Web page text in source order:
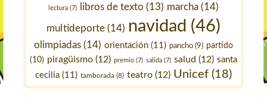
lectura (7) libros de texto (13) marcha (14)
multideporte(14) navidad (46)
olimpiadas (14) orientación (11) pancho (9) partido
(10) piragüismo (12) premio (7) salida (7) salud (12) santa
cecilia (11) tamborada (8) teatro (12) Unicef (18)